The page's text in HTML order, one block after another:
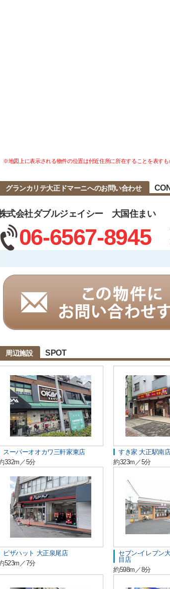
※地図上に表示される物件の位置は付近住所に所在することを表す
グランカリテ大正ドマーニへのお問い合わせ
式会社ダブルジェイシー 大国住まい
06-6567-8945
周辺施設 SPOT
スーパーオオカワ三軒家東店
332m／5分
すき家 大正駅南
約323m／5分
ピザハット 大正泉尾店
523m／7分
セブン-イレブン
目店
約598m／8分